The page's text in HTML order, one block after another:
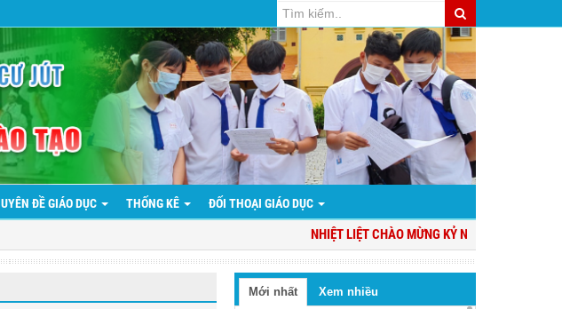
ĐỀ GIÁO DỤC THỐNG KÊ ĐỐI THOẠI GIÁO DỤC
NHIỆT LIỆT CHÀO MỪNG KỶ NIỆM 94 NĂM
Mới nhất Xem nhiều